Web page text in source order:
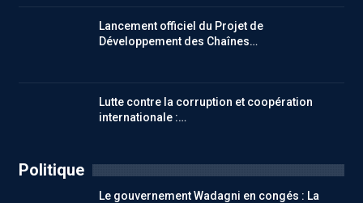
Lancement officiel du Projet de
Développement des Chaînes…
Lutte contre la corruption et coopération
internationale :…
Politique
Le gouvernement Wadagni en congés : La